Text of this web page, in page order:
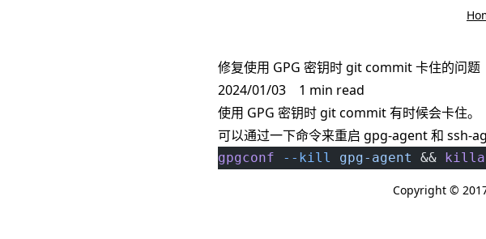
修复使用 GPG 密钥时 git commit 卡住的问题
2024/01/03
1 min read
使用 GPG 密钥时 git commit 有时候会卡住。
可以通过一下命令来重启 gpg-agent 和 ssh-
gpgconf --kill gpg-agent &&
Copyright ©